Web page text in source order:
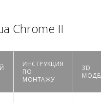
Chrome II
ИНСТРУКЦИЯ
ПО
МОНТАЖУ
3D